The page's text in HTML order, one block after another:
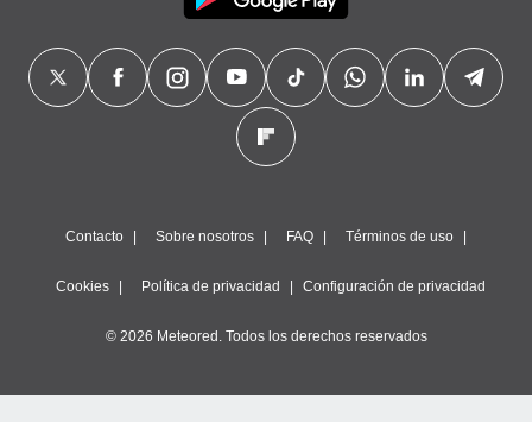
Contacto Sobre nosotros FAQ Términos de uso
Cookies Política de privacidad Configuración de privacidad
© 2026 Meteored. Todos los derechos reservados